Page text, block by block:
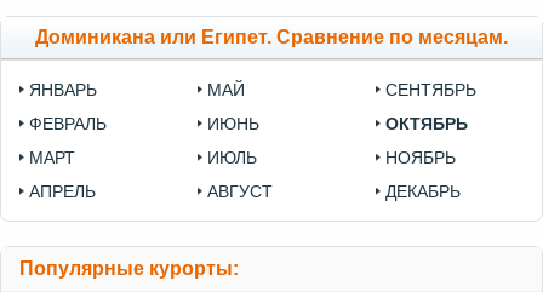
Доминикана или Египет. Сравнение по месяцам.
ЯНВАРЬ
ФЕВРАЛЬ
МАРТ
АПРЕЛЬ
МАЙ
ИЮНЬ
ИЮЛЬ
АВГУСТ
СЕНТЯБРЬ
ОКТЯБРЬ
НОЯБРЬ
ДЕКАБРЬ
Популярные курорты: